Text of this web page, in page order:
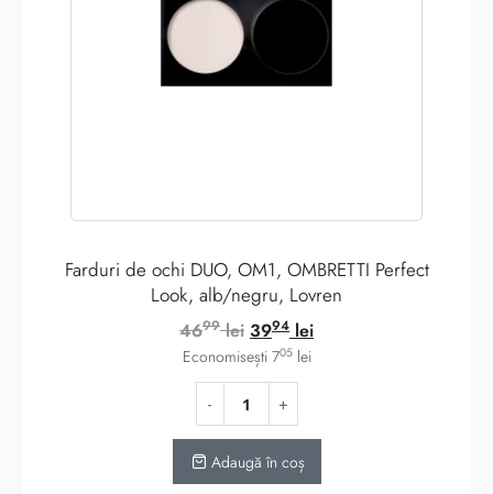
Farduri de ochi DUO, OM1, OMBRETTI Perfect
Look, alb/negru, Lovren
4699 lei Prețul
inițial
a
fost:
4699 lei.
3994 leiPrețul
Economisești 705 lei
Adaugă în coș